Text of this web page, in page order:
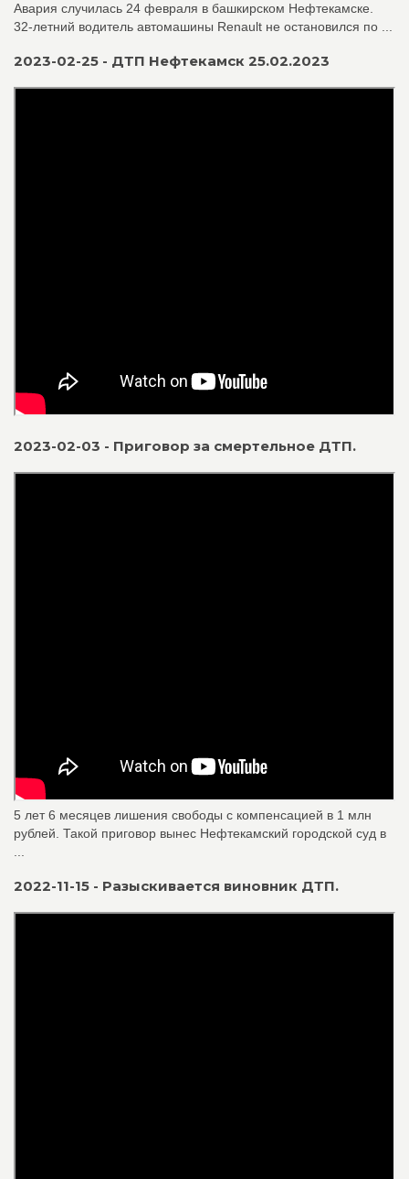
Авария случилась 24 февраля в башкирском Нефтекамске.
32-летний водитель автомашины Renault не остановился по ...
2023-02-25 - ДТП Нефтекамск 25.02.2023
2023-02-03 - Приговор за смертельное ДТП.
5 лет 6 месяцев лишения свободы с компенсацией в 1 млн
рублей. Такой приговор вынес Нефтекамский городской суд в
2022-11-15 - Разыскивается виновник ДТП.